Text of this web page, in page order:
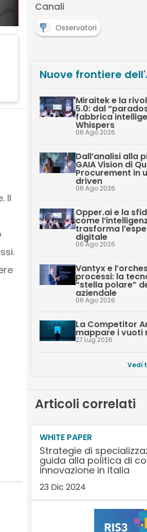
Il
Canali
Osservatori
Nuove frontiere
Miraitek e la
5.0: dal
fabbrica
Whispers
06 Ago 2026
Dall’analisi alla
GAIA Vision di
Procurement in
driven
06 Ago 2026
Opper.ai e la
come
trasforma
digitale
06 Ago 2026
Vantyx e
processi: la
“stella polare”
aziendale
06 Ago 2026
La Competitor
mappare i vuoti
27 Lug 2026
Vedi
Articoli correlati
WHITE PAPER
Strategie di
guida alla politica di
innovazione in Italia
23 Dic 2024